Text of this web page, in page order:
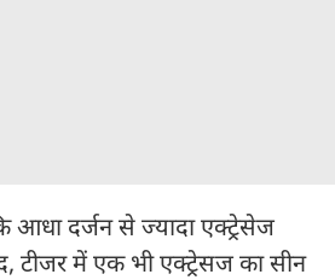
आधा दर्जन से ज्यादा एक्ट्रेसेज
टीजर में एक भी एक्ट्रेसज का सीन